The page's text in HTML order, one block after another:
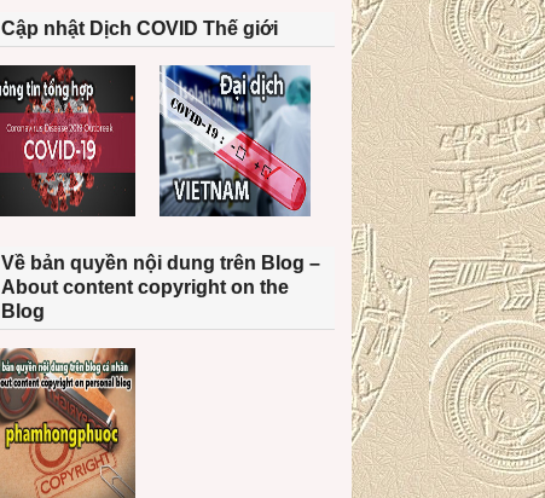
Cập nhật Dịch COVID Thế giới
Về bản quyền nội dung trên Blog –
About content copyright on the
Blog